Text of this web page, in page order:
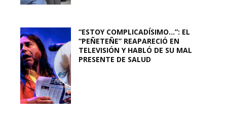
“ESTOY COMPLICADÍSIMO…”: EL
“PEÑETEÑE” REAPARECIÓ EN
TELEVISIÓN Y HABLÓ DE SU MAL
PRESENTE DE SALUD